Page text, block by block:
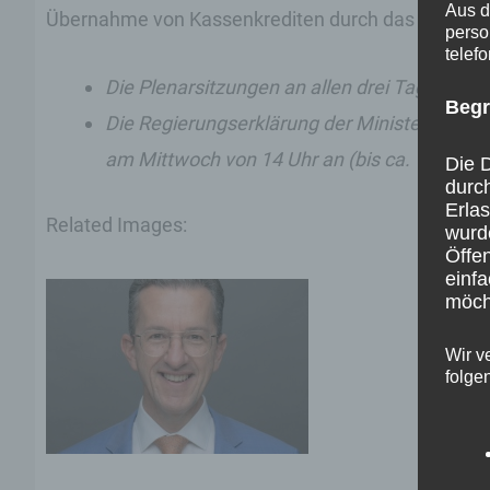
Übernahme von Kassenkrediten durch das Land
Die Plenarsitzungen an allen drei Tagen
Die Regierungserklärung der
am Mittwoch von 14 Uhr an (bis ca. 14.35
Related Images:
Aus
Die
Wir